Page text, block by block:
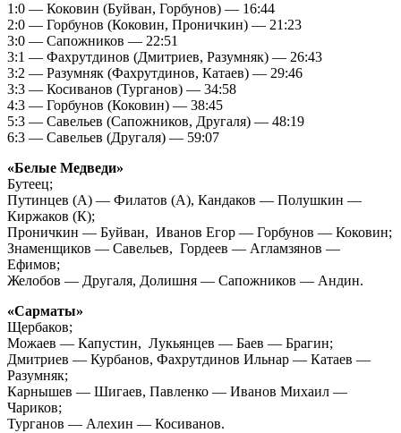
1:0 — Коковин (Буйван, Горбунов) — 16:44
2:0 — Горбунов (Коковин, Проничкин) — 21:23
3:0 — Сапожников — 22:51
3:1 — Фахрутдинов (Дмитриев, Разумняк) — 26:43
3:2 — Разумняк (Фахрутдинов, Катаев) — 29:46
3:3 — Косиванов (Турганов) — 34:58
4:3 — Горбунов (Коковин) — 38:45
5:3 — Савельев (Сапожников, Другаля) — 48:19
6:3 — Савельев (Другаля) — 59:07
«Белые Медведи»
Бутеец;
Путинцев (А) — Филатов (А), Кандаков — Полушкин —
Киржаков (К);
Проничкин — Буйван, Иванов Егор — Горбунов — Коковин;
Знаменщиков — Савельев, Гордеев — Агламзянов —
Ефимов;
Желобов — Другаля, Долишня — Сапожников — Андин.
«Сарматы»
Щербаков;
Можаев — Капустин, Лукьянцев — Баев — Брагин;
Дмитриев — Курбанов, Фахрутдинов Ильнар — Катаев —
Разумняк;
Карнышев — Шигаев, Павленко — Иванов Михаил —
Чариков;
Турганов — Алехин — Косиванов.